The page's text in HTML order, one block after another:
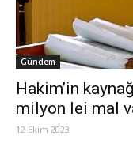
Gündem
Hakim’in
milyon lei mal
12 Ekim 2023